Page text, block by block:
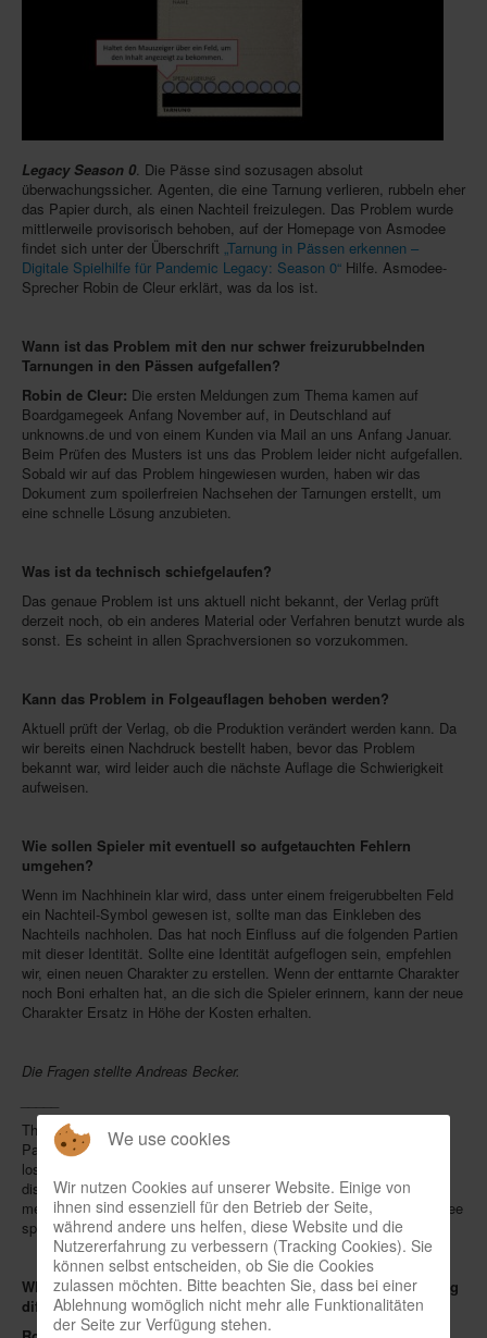
Spieledatenbank
Köpfe-Heads
Preise-Awards
Branchen-/Wirtschaftsnews
Interviews
Veranstaltungen-Events
In eigener Sache-On our own behalf
Archivierte Meldungen-News archive
Legacy Season 0. Die Pässe sind sozusagen absolut
überwachungssicher. Agenten, die eine Tarnung verlieren, rubbeln eher
das Papier durch, als einen Nachteil freizulegen. Das Problem wurde
mittlerweile provisorisch behoben, auf der Homepage von Asmodee
findet sich unter der Überschrift „Tarnung in Pässen erkennen –
Digitale Spielhilfe für Pandemic Legacy: Season 0“ Hilfe. Asmodee-
Sprecher Robin de Cleur erklärt, was da los ist.
Wann ist das Problem mit den nur schwer freizurubbelnden
Tarnungen in den Pässen aufgefallen?
Robin de Cleur: Die ersten Meldungen zum Thema kamen auf
Boardgamegeek Anfang November auf, in Deutschland auf
unknowns.de und von einem Kunden via Mail an uns Anfang Januar.
Beim Prüfen des Musters ist uns das Problem leider nicht aufgefallen.
Sobald wir auf das Problem hingewiesen wurden, haben wir das
Dokument zum spoilerfreien Nachsehen der Tarnungen erstellt, um
eine schnelle Lösung anzubieten.
Was ist da technisch schiefgelaufen?
Das genaue Problem ist uns aktuell nicht bekannt, der Verlag prüft
derzeit noch, ob ein anderes Material oder Verfahren benutzt wurde als
sonst. Es scheint in allen Sprachversionen so vorzukommen.
Kann das Problem in Folgeauflagen behoben werden?
Aktuell prüft der Verlag, ob die Produktion verändert werden kann. Da
wir bereits einen Nachdruck bestellt haben, bevor das Problem
bekannt war, wird leider auch die nächste Auflage die Schwierigkeit
aufweisen.
Wie sollen Spieler mit eventuell so aufgetauchten Fehlern
umgehen?
Wenn im Nachhinein klar wird, dass unter einem freigerubbelten Feld
ein Nachteil-Symbol gewesen ist, sollte man das Einkleben des
Nachteils nachholen. Das hat noch Einfluss auf die folgenden Partien
mit dieser Identität. Sollte eine Identität aufgeflogen sein, empfehlen
wir, einen neuen Charakter zu erstellen. Wenn der enttarnte Charakter
noch Boni erhalten hat, an die sich die Spieler erinnern, kann der neue
Charakter Ersatz in Höhe der Kosten erhalten.
Die Fragen stellte Andreas Becker.
There are technical issues with
Passports are absolutely surveillance-proof, so to speak. Agents
losing cover are more likely to rub through the paper than expose a
disadvantage. The problem has been provisionally fixed in the
meantime, and help can be found onAsmodee's homepage
. Asmodee
spokesperson Robin de Cleurexplains what's going on.
When did you notice the problem with covers in passports being
difficult to scratch free?
We use cookies
Wir nutzen Cookies auf unserer Website. Einige von
ihnen sind essenziell für den Betrieb der Seite,
während andere uns helfen, diese Website und die
Nutzererfahrung zu verbessern (Tracking Cookies). Sie
können selbst entscheiden, ob Sie die Cookies
zulassen möchten. Bitte beachten Sie, dass bei einer
Ablehnung womöglich nicht mehr alle Funktionalitäten
der Seite zur Verfügung stehen.